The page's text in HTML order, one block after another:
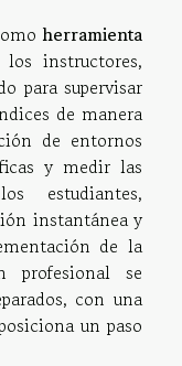
herramienta
instructores,
para supervisar
de manera
de entornos
y medir las
estudiantes,
instantánea y
de la
profesional se
con una
un paso